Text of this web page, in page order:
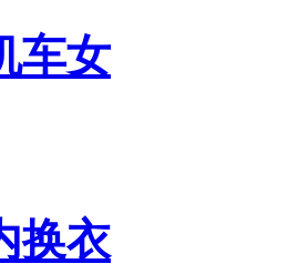
车女
换衣